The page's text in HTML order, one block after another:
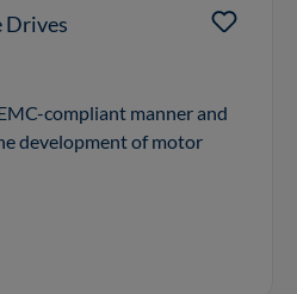
Drives
compliant manner and
development of motor